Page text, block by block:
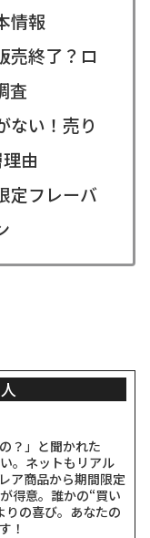
情報
売終了？ロ
査
ない！売り
由
定フレーバ
？」と聞かれた
。ネットもリアル
ア商品から期間限定
得意。誰かの“買い
りの喜び。あなたの
！